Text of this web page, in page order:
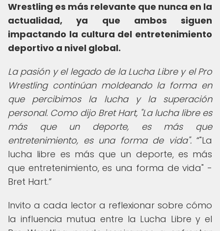
Wrestling es más relevante que nunca en la
actualidad, ya que ambos siguen
impactando la cultura del entretenimiento
deportivo a nivel global.
La pasión y el legado de la Lucha Libre y el Pro
Wrestling continúan moldeando la forma en
que percibimos la lucha y la superación
personal. Como dijo Bret Hart, "La lucha libre es
más que un deporte, es más que
entretenimiento, es una forma de vida".
"La
lucha libre es más que un deporte, es más
que entretenimiento, es una forma de vida" -
Bret Hart.
Invito a cada lector a reflexionar sobre cómo
la influencia mutua entre la Lucha Libre y el